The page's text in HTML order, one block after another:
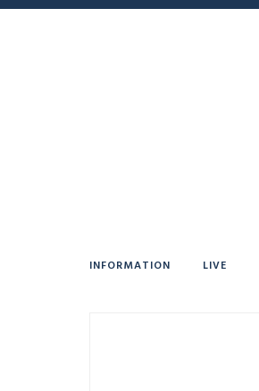
INFORMATION LIVE